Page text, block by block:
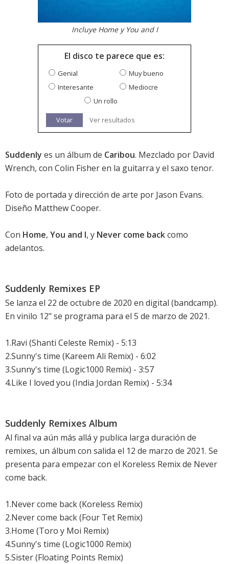
Incluye Home y You and I
El disco te parece que es:
Genial
Muy bueno
Interesante
Mediocre
Un rollo
Votar Ver resultados
Suddenly es un álbum de Caribou. Mezclado por David
Wrench, con Colin Fisher en la guitarra y el saxo tenor.
Foto de portada y dirección de arte por Jason Evans.
Diseño Matthew Cooper.
Con Home, You and I, y Never come backcomo
adelantos.
Suddenly Remixes EP
Se lanza el 22 de octubre de 2020 en digital (bandcamp).
En vinilo 12" se programa para el 5 de marzo de 2021.
1.Ravi (Shanti Celeste Remix) - 5:13
2.Sunny's time (Kareem Ali Remix) - 6:02
3.Sunny's time (Logic1000 Remix) - 3:57
4.Like I loved you (India Jordan Remix) - 5:34
Suddenly Remixes Album
Al final va aún más allá y publica larga duración de
remixes, un álbum con salida el 12 de marzo de 2021. Se
presenta para empezar con el Koreless Remix de Never
come back.
1.Never come back (Koreless Remix)
2.Never come back (Four Tet Remix)
3.Home (Toro y Moi Remix)
4.Sunny's time (Logic1000 Remix)
5.Sister (Floating Points Remix)